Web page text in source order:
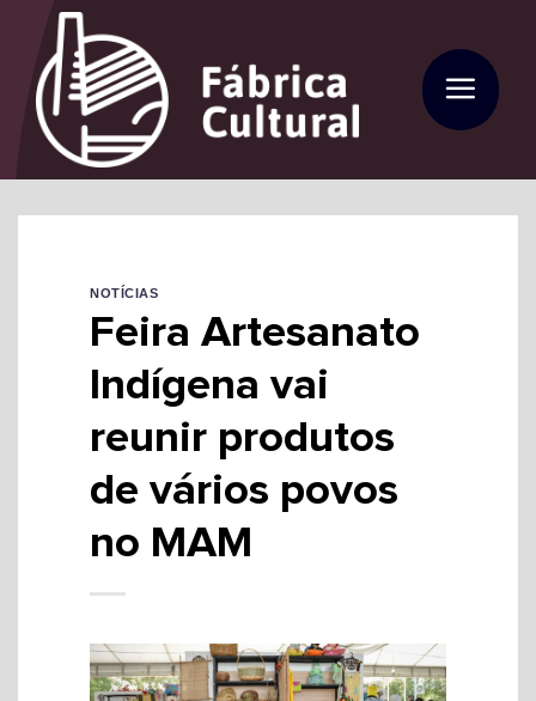
content
NOTÍCIAS
Feira Artesanato
Indígena vai
reunir produtos
de vários povos
no MAM